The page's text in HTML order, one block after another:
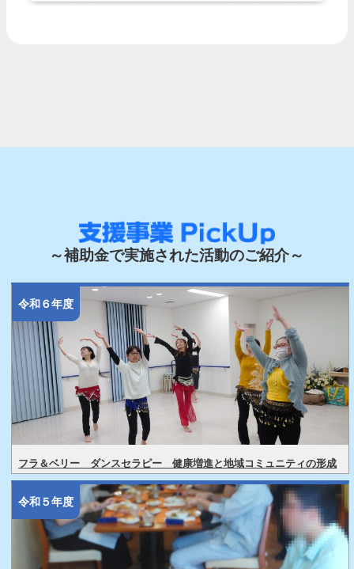
～補助金で実施された活動のご紹介～
令和６年度
フラ＆ベリー ダンスセラピー 健康増進と地域コミュニティの形成
令和５年度